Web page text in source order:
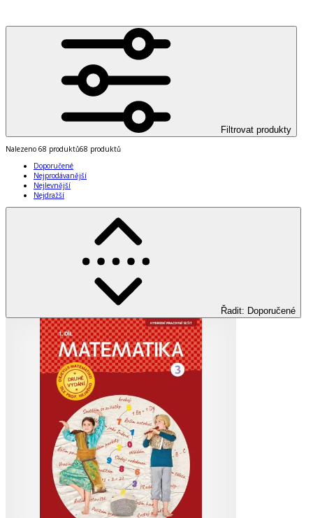
Filtrovat produkty
Nalezeno 68 produktů68 produktů
Doporučené
Nejprodávanější
Nejlevnější
Nejdražší
Řadit: Doporučené